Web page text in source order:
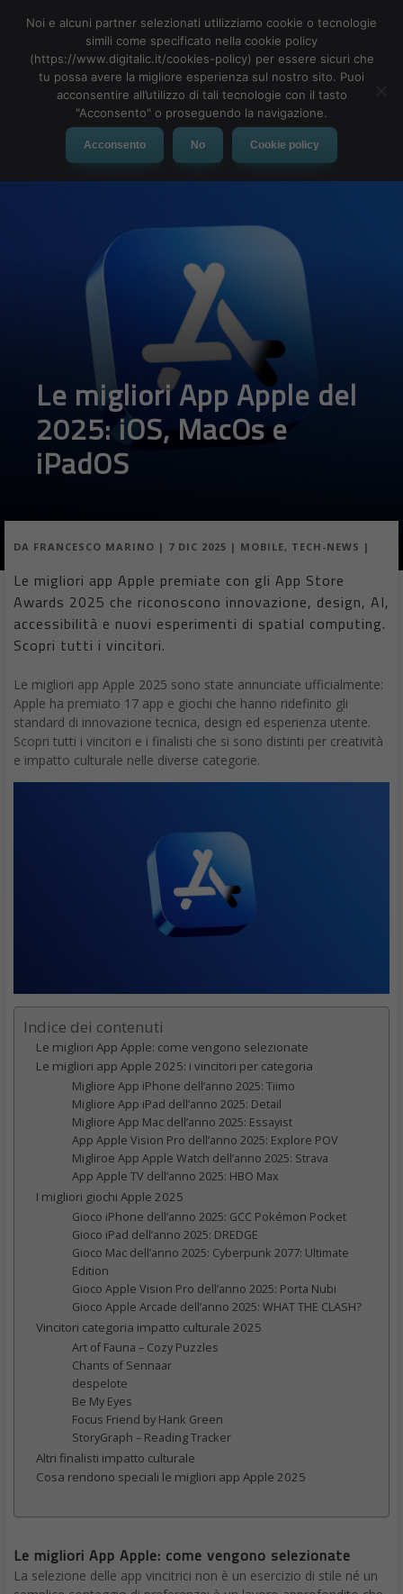
MENU
Le migliori App Apple del
2025: iOS, MacOs e
iPadOS
DA FRANCESCO MARINO | 7 DIC 2025 | MOBILE, TECH-NEWS |
Le migliori app Apple premiate con gli App Store
Awards 2025 che riconoscono innovazione, design, AI,
accessibilità e nuovi esperimenti di spatial computing.
Scopri tutti i vincitori.
Le migliori app Apple 2025 sono state annunciate ufficialmente:
Apple ha premiato 17 app e giochi che hanno ridefinito gli
standard di innovazione tecnica, design ed esperienza utente.
Scopri tutti i vincitori e i finalisti che si sono distinti per creatività
e impatto culturale nelle diverse categorie.
Indice dei contenuti
Le migliori App Apple: come vengono selezionate
Le migliori app Apple 2025: i vincitori per categoria
Migliore App iPhone dell’anno 2025: Tiimo
Migliore App iPad dell’anno 2025: Detail
Migliore App Mac dell’anno 2025: Essayist
App Apple Vision Pro dell’anno 2025: Explore POV
Migliroe App Apple Watch dell’anno 2025: Strava
App Apple TV dell’anno 2025: HBO Max
I migliori giochi Apple 2025
Gioco iPhone dell’anno 2025: GCC Pokémon Pocket
Gioco iPad dell’anno 2025: DREDGE
Gioco Mac dell’anno 2025: Cyberpunk 2077: Ultimate
Edition
Gioco Apple Vision Pro dell’anno 2025: Porta Nubi
Gioco Apple Arcade dell’anno 2025: WHAT THE CLASH?
Vincitori categoria impatto culturale 2025
Art of Fauna – Cozy Puzzles
Chants of Sennaar
despelote
Be My Eyes
Focus Friend by Hank Green
StoryGraph – Reading Tracker
Altri finalisti impatto culturale
Cosa rendono speciali le migliori app Apple 2025
Le migliori App Apple: come vengono selezionate
La selezione delle app vincitrici non è un esercizio di stile né un
Noi e alcuni partner selezionati utilizziamo cookie o tecnologie
simili come specificato nella cookie policy
(https://www.digitalic.it/cookies-policy) per essere sicuri che
tu possa avere la migliore esperienza sul nostro sito. Puoi
acconsentire all’utilizzo di tali tecnologie con il tasto
"Acconsento" o proseguendo la navigazione.
Acconsento No Cookie policy